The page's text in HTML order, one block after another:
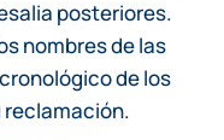
posteriores.
nombres de las
de los